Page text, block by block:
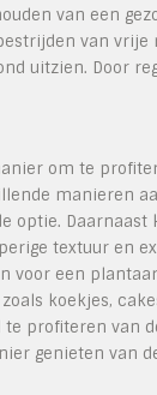
van een
van vrije
uitzien. Door
om te
manieren
optie.
textuur en
voor een
koekjes,
profiteren van
genieten van